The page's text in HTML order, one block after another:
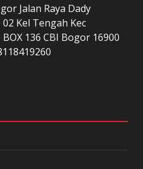
Jalan Raya Dady
Kel Tengah Kec
136 CBI Bogor 16900